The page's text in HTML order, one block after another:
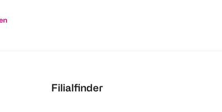
Filialfinder